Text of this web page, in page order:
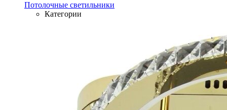
Потолочные светильники
Категории